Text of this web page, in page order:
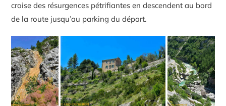
croise des résurgences pétrifiantes en descendent au bord
de la route jusqu’au parking du départ.